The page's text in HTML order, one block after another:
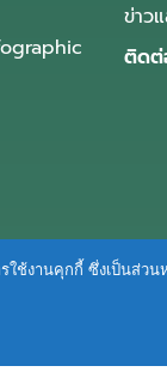
ข่าว
ติดต่
ใช้งานคุกกี้ ซึ่งเป็นส่